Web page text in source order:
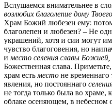
Вслушаемся внимательнее в
возлюбих благолепие дому
Храм Божий любезен ему:
благолепен и любезен? – Не
украшений, хотя и сии могут
чувство благоговения, но
и место селения славы Божией,
Божественная слава.
храм есть место не временнаго
явления, но постояннаго
не тогда только была во храме,
облаке осеняющем, в